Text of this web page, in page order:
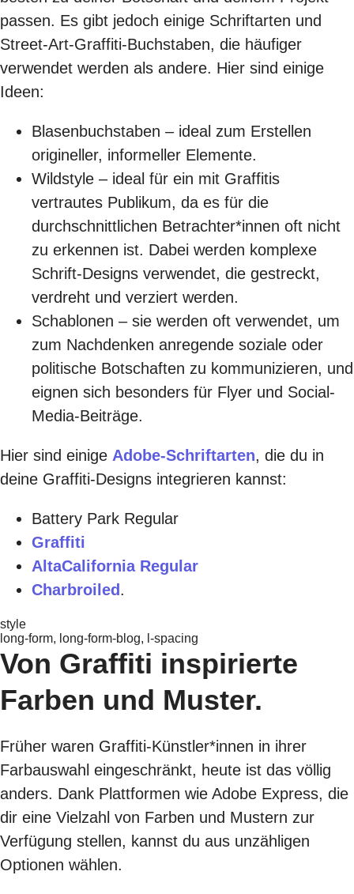
passen. Es gibt jedoch einige Schriftarten und
Street-Art-Graffiti-Buchstaben, die häufiger
verwendet werden als andere. Hier sind einige
Ideen:
Blasenbuchstaben – ideal zum Erstellen
origineller, informeller Elemente.
Wildstyle – ideal für ein mit Graffitis
vertrautes Publikum, da es für die
durchschnittlichen Betrachter*innen oft nicht
zu erkennen ist. Dabei werden komplexe
Schrift-Designs verwendet, die gestreckt,
verdreht und verziert werden.
Schablonen – sie werden oft verwendet, um
zum Nachdenken anregende soziale oder
politische Botschaften zu kommunizieren, und
eignen sich besonders für Flyer und Social-
Media-Beiträge.
Hier sind einige Adobe-Schriftarten, die du in
deine Graffiti-Designs integrieren kannst:
Battery Park Regular
Graffiti
AltaCalifornia Regular
Charbroiled.
style
long-form, long-form-blog, l-spacing
Von Graffiti inspirierte
Farben und Muster.
Früher waren Graffiti-Künstler*innen in ihrer
Farbauswahl eingeschränkt, heute ist das völlig
anders. Dank Plattformen wie Adobe Express, die
dir eine Vielzahl von Farben und Mustern zur
Verfügung stellen, kannst du aus unzähligen
Optionen wählen.